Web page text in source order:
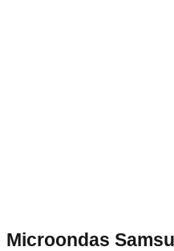
Microondas